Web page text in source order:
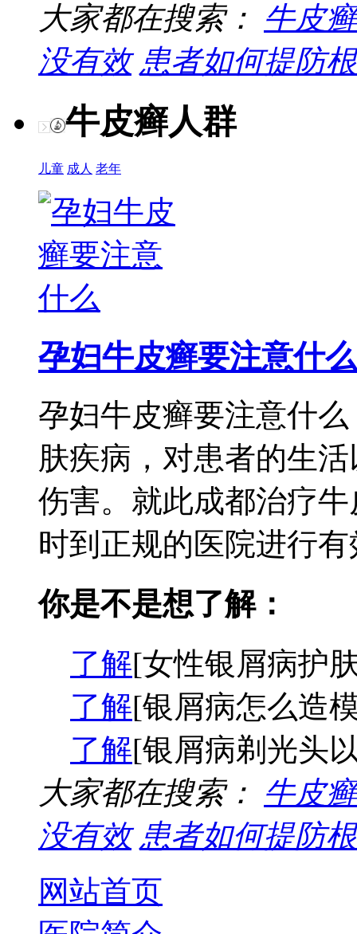
大家都在搜索： 牛皮
没有效 患者如何提防
牛皮癣人群
儿童 成人 老年
孕妇牛皮癣要注意什么
孕妇牛皮癣要注意什
肤疾病，对患者的生
伤害。就此成都治疗
时到正规的医院进行
你是不是想了解：
了解[女性银屑病护
了解[银屑病怎么造
了解[银屑病剃光头
大家都在搜索： 牛皮
没有效 患者如何提防
网站首页